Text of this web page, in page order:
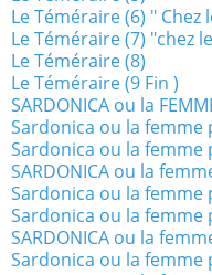
Le Téméraire (6) "
Le Téméraire (7) "chez
Le Téméraire (8)
Le Téméraire (9 Fin )
SARDONICA ou la
Sardonica ou la femme
Sardonica ou la femme
SARDONICA ou la
Sardonica ou la femme
Sardonica ou la femme
SARDONICA ou la
Sardonica ou la femme